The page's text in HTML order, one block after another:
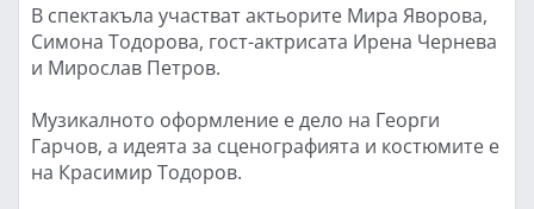
В спектакъла участват актьорите Мира Яворова,
Симона Тодорова, гост-актрисата Ирена Чернева
и Мирослав Петров.
Музикалното оформление е дело на Георги
Гарчов, а идеята за сценографията и костюмите е
на Красимир Тодоров.